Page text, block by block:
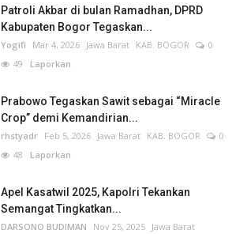
Patroli Akbar di bulan Ramadhan, DPRD
Kabupaten Bogor Tegaskan...
Yogifi Mar 4, 2026 Jawa Barat KAB. BOGOR
0
49 Laporkan
Prabowo Tegaskan Sawit sebagai “Miracle
Crop” demi Kemandirian...
rhstyadr Feb 5, 2026 Jawa Barat KAB. BOGOR
0
48 Laporkan
Apel Kasatwil 2025, Kapolri Tekankan
Semangat Tingkatkan...
DARSONO BUDIMAN Nov 25, 2025 Jawa Barat